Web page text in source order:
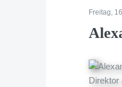
Freitag,